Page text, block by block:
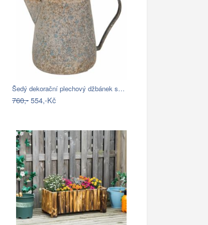
Šedý dekorační plechový džbánek s…
760,-554,-Kč